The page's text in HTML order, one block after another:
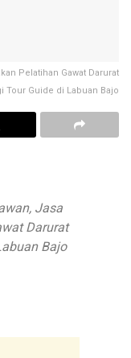
Pelatihan Gawat Darurat
Tour Guide di Labuan Bajo
Jasa
Darurat
Bajo